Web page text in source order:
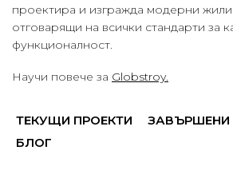
проектира и изгражда модерни
отговарящи на всички стандарти за
функционалност.
Научи повече за Globstroy.
ТЕКУЩИ ПРОЕКТИ
ЗАВЪРШЕНИ
БЛОГ